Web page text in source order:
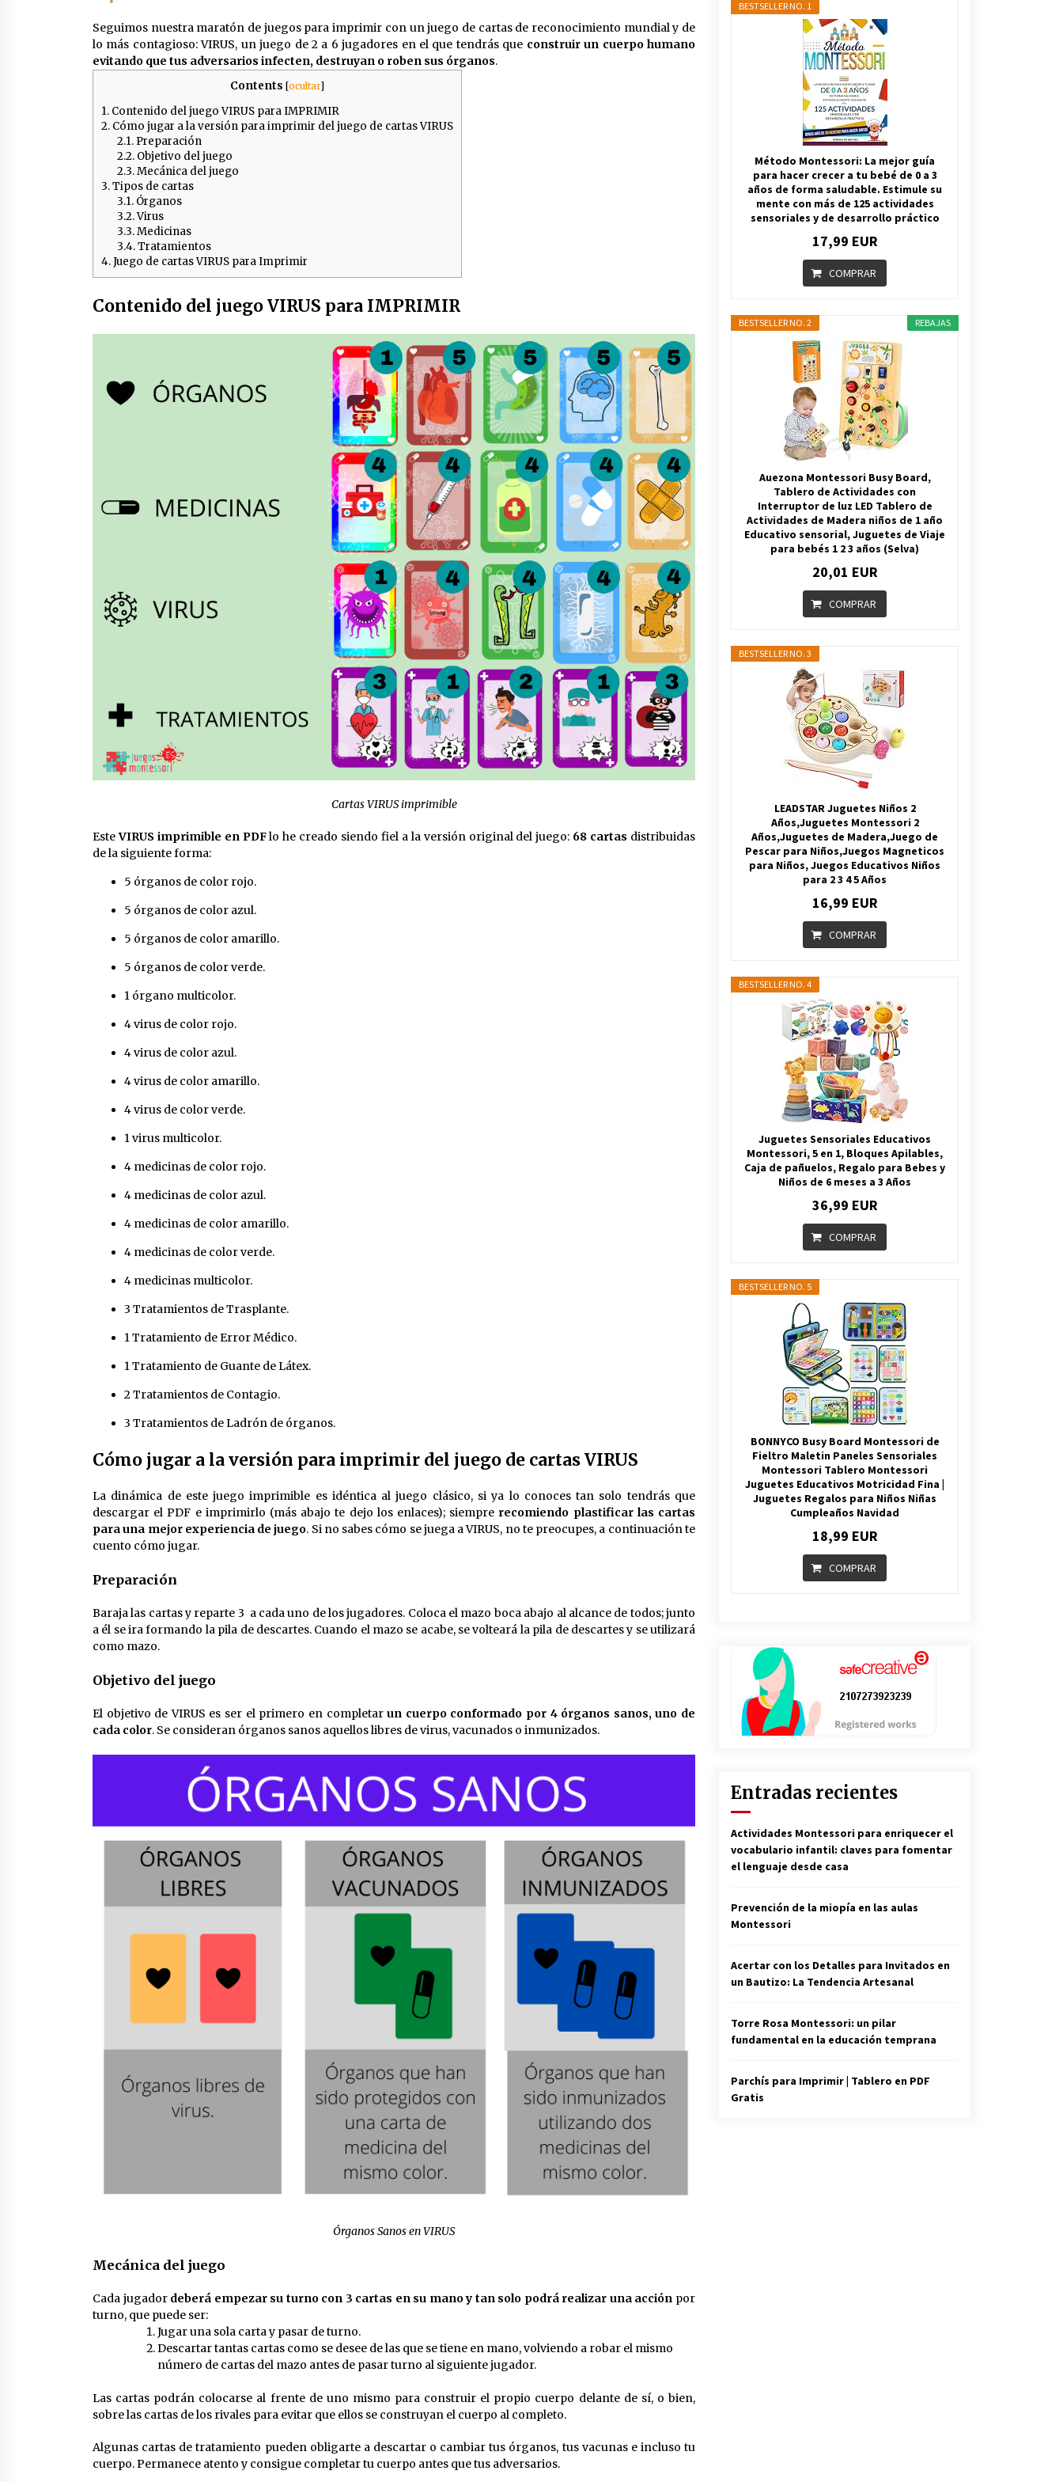
3 años atrás
4 años atrás
Cuándo deberían empezar los niños
a hacer puzzles
4 años atrás
Juego de la carrera de la oruga La torre de aprendizaje Montessori
4 años atrás
Aprender inglés desde casa
4 años atrás
Plantilla Pauta Montessori para
imprimir en PDF
4 años atrás
Seguimos nuestra maratón de juegos para imprimir con un juego de cartas de reconocimiento mundial y de
lo más contagioso: VIRUS, un juego de 2 a 6 jugadores en el que tendrás que construir un cuerpo humano
evitando que tus adversarios infecten, destruyan o roben sus órganos.
Contents [ocultar]
1. Contenido del juego VIRUS para IMPRIMIR
2. Cómo jugar a la versión para imprimir del juego de cartas VIRUS
2.1.Preparación
2.2.Objetivo del juego
2.3.Mecánica del juego
3.Tipos de cartas
3.1.Órganos
3.2.Virus
3.3.Medicinas
3.4.Tratamientos
4.Juego de cartas VIRUS para Imprimir
Contenido del juego VIRUS para IMPRIMIR
Cartas VIRUS imprimible
EsteVIRUS imprimible en PDFlo he creado siendo fiel a la versión original del juego: 68 cartas distribuidas
de la siguiente forma:
5 órganos de color rojo.
5 órganos de color azul.
5 órganos de color amarillo.
5 órganos de color verde.
1 órgano multicolor.
4 virus de color rojo.
4 virus de color azul.
4 virus de color amarillo.
4 virus de color verde.
1 virus multicolor.
4 medicinas de color rojo.
4 medicinas de color azul.
4 medicinas de color amarillo.
4 medicinas de color verde.
4 medicinas multicolor.
3 Tratamientos de Trasplante.
1 Tratamiento de Error Médico.
1 Tratamiento de Guante de Látex.
2 Tratamientos de Contagio.
3 Tratamientos de Ladrón de órganos.
Cómo jugar a la versión para imprimir del juego de cartas VIRUS
La dinámica de este juego imprimible es idéntica al juego clásico, si ya lo conoces tan solo tendrás que
descargar el PDF e imprimirlo (más abajo te dejo los enlaces); siempre recomiendo plastificar las cartas
para una mejor experiencia de juego. Si no sabes cómo se juega a VIRUS, no te preocupes, a continuación te
cuento cómo jugar.
Preparación
Baraja las cartas y reparte 3 a cada uno de los jugadores. Coloca el mazo boca abajo al alcance de todos; junto
a él se ira formando la pila de descartes. Cuando el mazo se acabe, se volteará la pila de descartes y se utilizará
como mazo.
Objetivo del juego
El objetivo de VIRUS es ser el primero en completarun cuerpo conformado por 4 órganos sanos, uno de
cada color. Se consideran órganos sanos aquellos libres de virus, vacunados o inmunizados.
Órganos Sanos en VIRUS
Mecánica del juego
Cada jugadordeberá empezar su turno con 3 cartas en su mano y tan solo podrá realizar una acción por
turno, que puede ser:
Jugar una sola carta y pasar de turno.
Descartar tantas cartas como se desee de las que se tiene en mano, volviendo a robar el mismo
número de cartas del mazo antes de pasar turno al siguiente jugador.
Las cartas podrán colocarse al frente de uno mismo para construir el propio cuerpo delante de sí, o bien,
sobre las cartas de los rivales para evitar que ellos se construyan el cuerpo al completo.
Algunas cartas de tratamiento pueden obligarte a descartar o cambiar tus órganos, tus vacunas e incluso tu
cuerpo. Permanece atento y consigue completar tu cuerpo antes que tus adversarios.
BESTSELLER NO. 1
Método Montessori: La mejor guía
para hacer crecer a tu bebé de 0 a 3
años de forma saludable. Estimule su
mente con más de 125 actividades
sensoriales y de desarrollo práctico
17,99 EUR
COMPRAR
REBAJAS
BESTSELLER NO. 2
Auezona Montessori Busy Board,
Tablero de Actividades con
Interruptor de luz LED Tablero de
Actividades de Madera niños de 1 año
Educativo sensorial, Juguetes de Viaje
para bebés 1 2 3 años (Selva)
20,01 EUR
COMPRAR
BESTSELLER NO. 3
LEADSTAR Juguetes Niños 2
Años,Juguetes Montessori 2
Años,Juguetes de Madera,Juego de
Pescar para Niños,Juegos Magneticos
para Niños, Juegos Educativos Niños
para 2 3 4 5 Años
16,99 EUR
COMPRAR
BESTSELLER NO. 4
Juguetes Sensoriales Educativos
Montessori, 5 en 1, Bloques Apilables,
Caja de pañuelos, Regalo para Bebes y
Niños de 6 meses a 3 Años
36,99 EUR
COMPRAR
BESTSELLER NO. 5
BONNYCO Busy Board Montessori de
Fieltro Maletin Paneles Sensoriales
Montessori Tablero Montessori
Juguetes Educativos Motricidad Fina |
Juguetes Regalos para Niños Niñas
Cumpleaños Navidad
18,99 EUR
COMPRAR
Entradas recientes
Actividades Montessori para enriquecer el
vocabulario infantil: claves para fomentar
el lenguaje desde casa
Prevención de la miopía en las aulas
Montessori
Acertar con los Detalles para Invitados en
un Bautizo: La Tendencia Artesanal
Torre Rosa Montessori: un pilar
fundamental en la educación temprana
Parchís para Imprimir | Tablero en PDF
Gratis